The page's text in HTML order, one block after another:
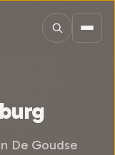
De Goudse